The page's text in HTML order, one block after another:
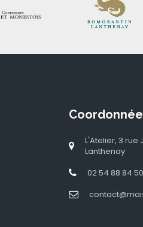
L'Atelier, 3 rue
Lanthenay
02 54 88 84 50